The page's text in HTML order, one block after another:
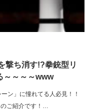
ち消す!?拳銃型リ
～～～～www
ン」に憧れてる人必見！！
ご紹介です！…